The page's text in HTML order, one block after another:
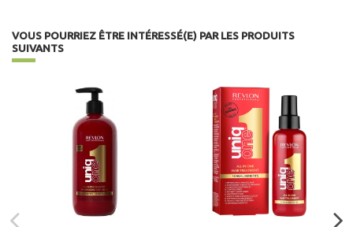
VOUS POURRIEZ ÊTRE INTÉRESSÉ(E) PAR LES PRODUITS
SUIVANTS